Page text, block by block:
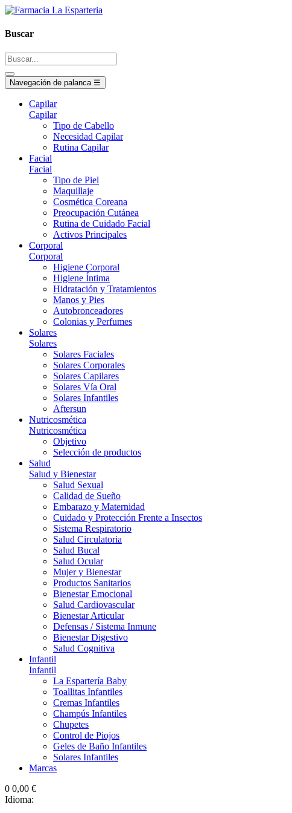
Buscar
Navegación de palanca ☰
Capilar
Capilar
Tipo de Cabello
Necesidad Capilar
Rutina Capilar
Facial
Facial
Tipo de Piel
Maquillaje
Cosmética Coreana
Preocupación Cutánea
Rutina de Cuidado Facial
Activos Principales
Corporal
Corporal
Higiene Corporal
Higiene Íntima
Hidratación y Tratamientos
Manos y Pies
Autobronceadores
Colonias y Perfumes
Solares
Solares
Solares Faciales
Solares Corporales
Solares Capilares
Solares Vía Oral
Solares Infantiles
Aftersun
Nutricosmética
Nutricosmética
Objetivo
Selección de productos
Salud
Salud y Bienestar
Salud Sexual
Calidad de Sueño
Embarazo y Maternidad
Cuidado y Protección Frente a Insectos
Sistema Respiratorio
Salud Circulatoria
Salud Bucal
Salud Ocular
Mujer y Bienestar
Productos Sanitarios
Bienestar Emocional
Salud Cardiovascular
Bienestar Articular
Defensas / Sistema Inmune
Bienestar Digestivo
Salud Cognitiva
Infantil
Infantil
La Espartería Baby
Toallitas Infantiles
Cremas Infantiles
Champús Infantiles
Chupetes
Control de Piojos
Geles de Baño Infantiles
Solares Infantiles
Marcas
0 0,00 €
Idioma: